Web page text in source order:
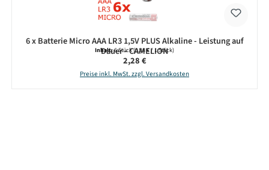
6 x Batterie Micro AAA LR3 1,5V PLUS Alkaline - Leistung auf
Dauer - CAMELION
Inhalt:6 Stück(0,38 € / 1 Stück)
Regulärer Preis:
2,28 €
Preise inkl. MwSt. zzgl. Versandkosten